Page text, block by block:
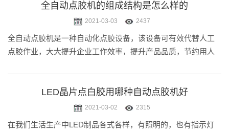
伺特精密点胶的小迈就和大.....
全自动点胶机的组成结构是怎么样的
2021-03-03 2437
全自动点胶机是一种自动化点胶设备，该设备可有效代替人工
点胶作业，大大提升企业工作效率，提升产品品质，节约用人
么会有如此大的作用，这.....
LED晶片点白胶用哪种自动点胶机好
2021-03-02 2315
在我们生活生产中LED制品各式各样，有照明的，也有指示灯